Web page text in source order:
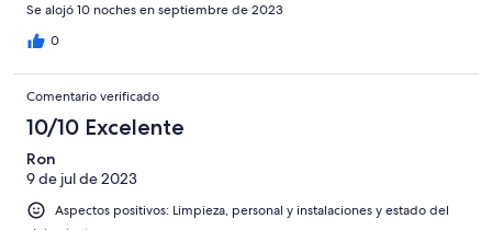
Se alojó 10 noches en septiembre de 2023
0
Comentario verificado
10/10 Excelente
Ron
9 de jul de 2023
Aspectos positivos: Limpieza, personal y instalaciones y estado del